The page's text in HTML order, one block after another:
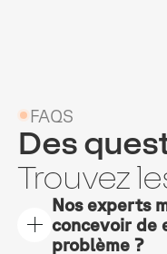
FAQS
Des
Trouvez
Nos experts
concevoir de
problème ?